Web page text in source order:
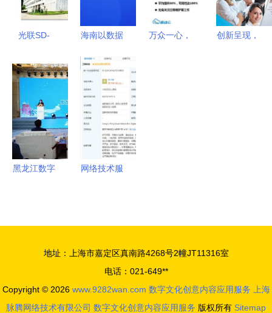
风尚
光联SD-
网络方案助
力美肤宝打
造数字化工
厂，赋能数
字文化创意
内容应用服
海南以数据
业发展 打
造海量场景
库 构建数
字文化创意
新生态
万众一心，
创新呈现，
黑龙江数字
能文旅新体
网络技术服
地址：上海市嘉定区真南路4268号2幢JT11316室
电话：021-649**
Copyright © 2026 www.9282wan.com 数字文化创意内容应用服务
上海
脉腾网络技术有限公司 数字文化创意内容应用服务 版权所有 Sitemap